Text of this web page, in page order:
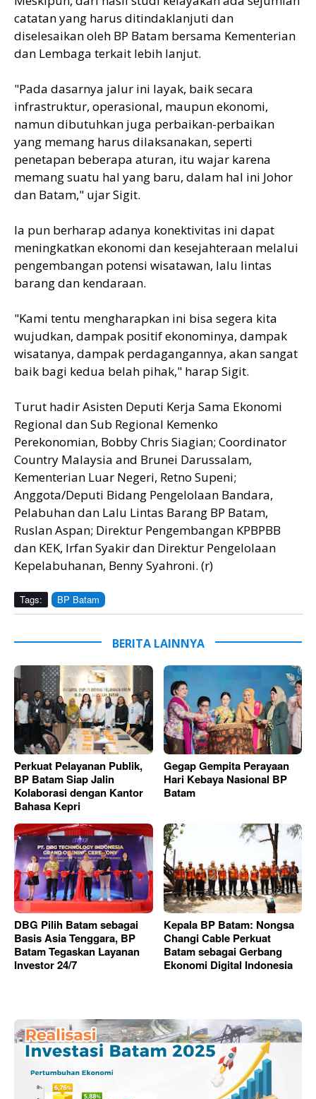
catatan yang harus ditindaklanjuti dan
diselesaikan oleh BP Batam bersama Kementerian
dan Lembaga terkait lebih lanjut.
"Pada dasarnya jalur ini layak, baik secara
infrastruktur, operasional, maupun ekonomi,
namun dibutuhkan juga perbaikan-perbaikan
yang memang harus dilaksanakan, seperti
penetapan beberapa aturan, itu wajar karena
memang suatu hal yang baru, dalam hal ini Johor
dan Batam," ujar Sigit.
Ia pun berharap adanya konektivitas ini dapat
meningkatkan ekonomi dan kesejahteraan melalui
pengembangan potensi wisatawan, lalu lintas
barang dan kendaraan.
"Kami tentu mengharapkan ini bisa segera kita
wujudkan, dampak positif ekonominya, dampak
wisatanya, dampak perdagangannya, akan sangat
baik bagi kedua belah pihak," harap Sigit.
Turut hadir Asisten Deputi Kerja Sama Ekonomi
Regional dan Sub Regional Kemenko
Perekonomian, Bobby Chris Siagian; Coordinator
Country Malaysia and Brunei Darussalam,
Kementerian Luar Negeri, Retno Supeni;
Anggota/Deputi Bidang Pengelolaan Bandara,
Pelabuhan dan Lalu Lintas Barang BP Batam,
Ruslan Aspan; Direktur Pengembangan KPBPBB
dan KEK, Irfan Syakir dan Direktur Pengelolaan
Kepelabuhanan, Benny Syahroni. (r)
Tags: BP Batam
BERITA LAINNYA
Perkuat Pelayanan Publik,
BP Batam Siap Jalin
Kolaborasi dengan Kantor
Bahasa Kepri
Gegap Gempita Perayaan
Hari Kebaya Nasional BP
Batam
DBG Pilih Batam sebagai
Basis Asia Tenggara, BP
Batam Tegaskan Layanan
Investor 24/7
Kepala BP Batam: Nongsa
Changi Cable Perkuat
Batam sebagai Gerbang
Ekonomi Digital Indonesia